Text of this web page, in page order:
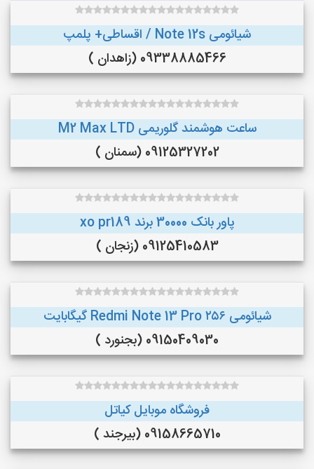
شیائومی Note 12s / اقساطی+ پلمپ
09338885466 (زاهدان )
ساعت هوشمند گلوریمی M2 Max LTD
09125327202 (سمنان )
پاور بانک 30000 برند xo pr189
09125410583 (زنجان )
شیائومی Redmi Note 13 Pro ۲۵۶ گیگابایت
09150409030 (بجنورد )
فروشگاه موبایل کیاتل
09158665710 (بیرجند )